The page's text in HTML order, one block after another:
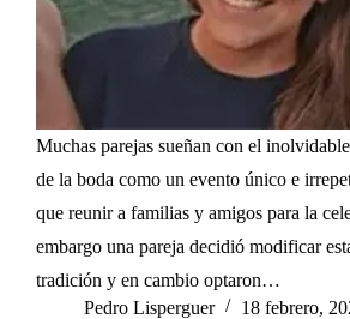
Muchas parejas sueñan con el
de la boda como un evento único e
que reunir a familias y amigos para la
embargo una pareja decidió modificar
tradición y en cambio optaron…
Pedro Lisperguer
18 febrero,